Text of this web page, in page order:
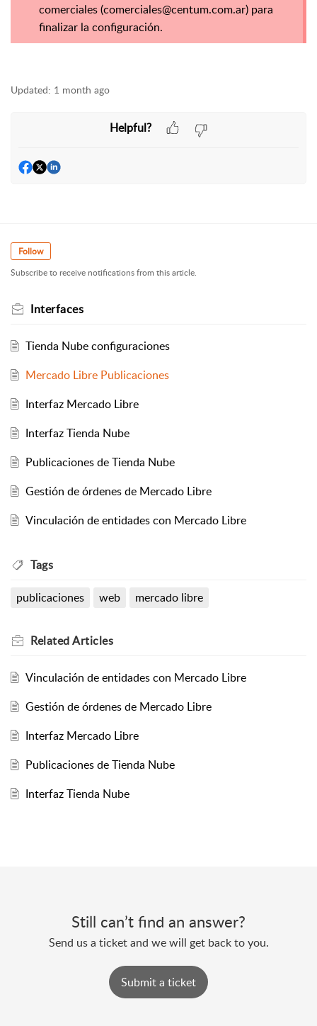
comerciales (comerciales@centum.com.ar) para
finalizar la configuración.
Updated: 1 month ago
Helpful?
Follow
Subscribe to receive notifications from this article.
Interfaces
Tienda Nube configuraciones
Mercado Libre Publicaciones
Interfaz Mercado Libre
Interfaz Tienda Nube
Publicaciones de Tienda Nube
Gestión de órdenes de Mercado Libre
Vinculación de entidades con Mercado Libre
Tags
publicaciones web mercado libre
RelatedArticles
Vinculación de entidades con Mercado Libre
Gestión de órdenes de Mercado Libre
Interfaz Mercado Libre
Publicaciones de Tienda Nube
Interfaz Tienda Nube
Still can’t find an answer?
Send us a ticket and we will get back to you.
Submit a ticket